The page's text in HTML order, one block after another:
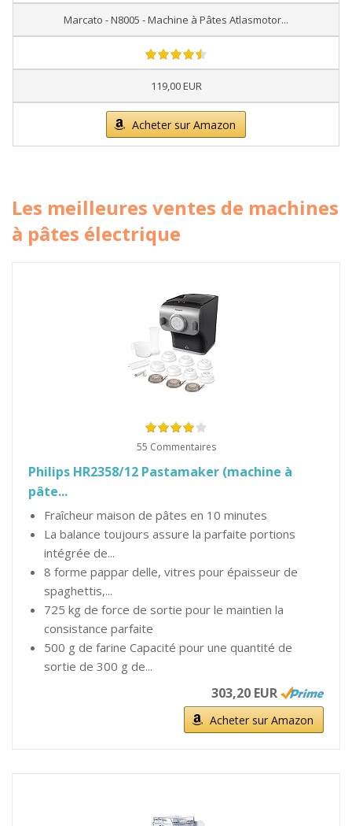
Marcato - N8005 - Machine à Pâtes Atlasmotor...
119,00 EUR
Acheter sur Amazon
Les meilleures ventes de machines
à pâtes électrique
55 Commentaires
Philips HR2358/12 Pastamaker (machine à
pâte...
Fraîcheur maison de pâtes en 10 minutes
La balance toujours assure la parfaite portions
intégrée de...
8 forme pappar delle, vitres pour épaisseur de
spaghettis,...
725 kg de force de sortie pour le maintien la
consistance parfaite
500 g de farine Capacité pour une quantité de
sortie de 300 g de...
303,20 EUR
Acheter sur Amazon